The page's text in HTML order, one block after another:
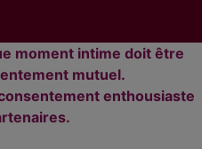
moment intime doit être
mutuel.
enthousiaste